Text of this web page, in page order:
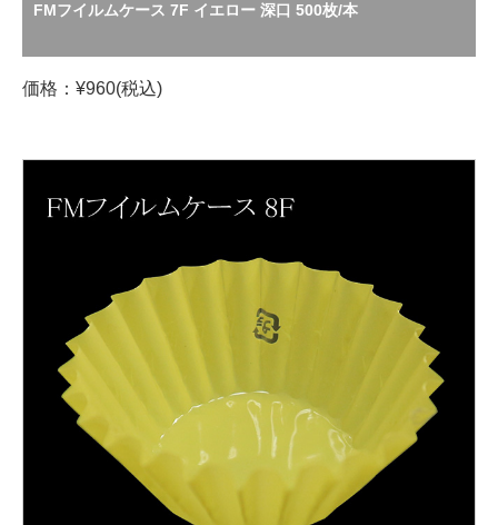
FMフイルムケース 7F イエロー 深口 500枚/本
価格：¥960(税込)